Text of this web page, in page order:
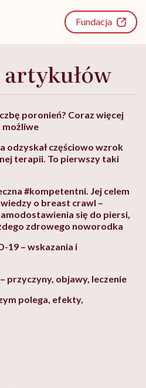
Fundacja
poronień? Coraz więcej
możliwe
odzyskał częściowo wzrok
terapii. To pierwszy taki
#kompetentni. Jej celem
o breast crawl –
się do piersi,
zdrowego noworodka
19 – wskazania i
przyczyny, objawy, leczenie
polega, efekty,